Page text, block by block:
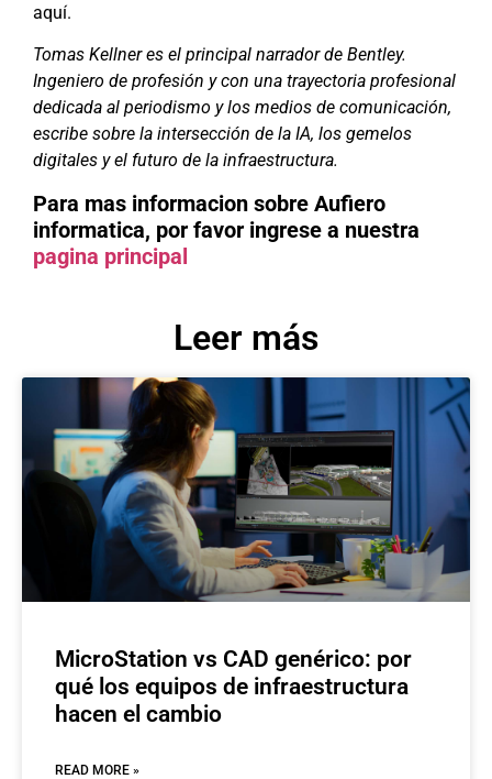
aquí.
Tomas Kellner es el principal narrador de Bentley.
Ingeniero de profesión y con una trayectoria profesional
dedicada al periodismo y los medios de comunicación,
escribe sobre la intersección de la IA, los gemelos
digitales y el futuro de la infraestructura.
Para mas informacion sobre Aufiero
informatica, por favor ingrese a nuestra
pagina principal
Leer más
MicroStation vs CAD genérico: por
qué los equipos de infraestructura
hacen el cambio
READ MORE »